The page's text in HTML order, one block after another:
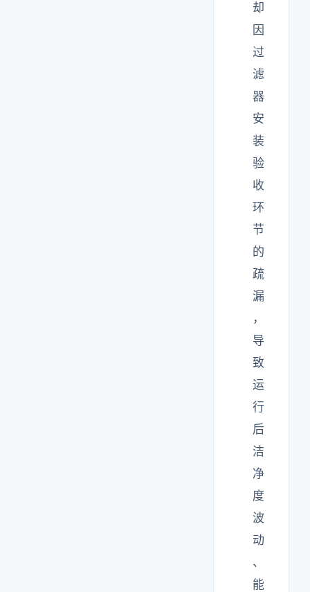
却
因
过
滤
器
安
装
验
收
环
节
的
疏
漏
，
导
致
运
行
后
洁
净
度
波
动
、
能